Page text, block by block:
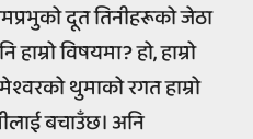
दूत तिनीहरूको जेठा
विषयमा? हो, हाम्रो
थुमाको रगत हाम्रो
बचाउँछ। अनि